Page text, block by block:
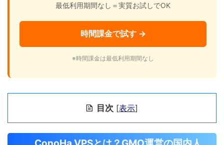
最低利用期間なし＝実質お試しでOK
時間課金で試す →
※時間課金は最低利用期間なし
目次 [表示]